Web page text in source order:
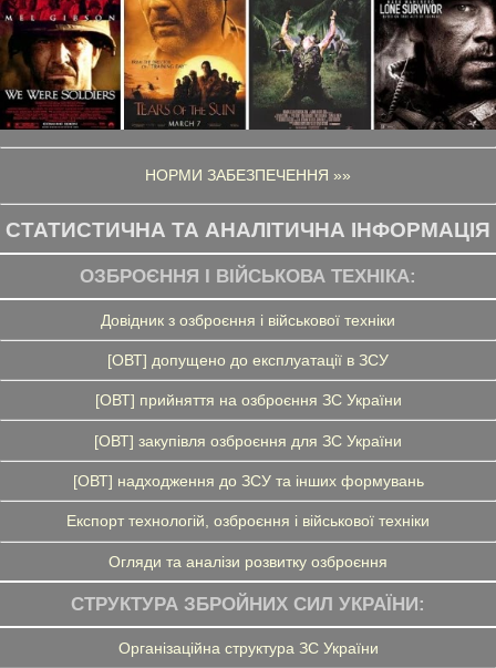
НОРМИ ЗАБЕЗПЕЧЕННЯ »»
СТАТИСТИЧНА ТА АНАЛІТИЧНА ІНФОРМАЦІЯ
ОЗБРОЄННЯ І ВІЙСЬКОВА ТЕХНІКА:
Довідник з озброєння і військової техніки
[ОВТ] допущено до експлуатації в ЗСУ
[ОВТ] прийняття на озброєння ЗС України
[ОВТ] закупівля озброєння для ЗС України
[ОВТ] надходження до ЗСУ та інших формувань
Експорт технологій, озброєння і військової техніки
Огляди та аналізи розвитку озброєння
СТРУКТУРА ЗБРОЙНИХ СИЛ УКРАЇНИ:
Організаційна структура ЗС України